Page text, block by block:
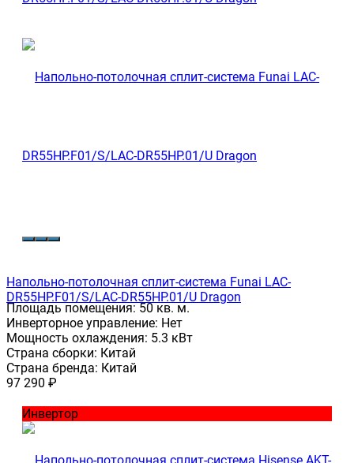
Напольно-потолочная сплит-система Funai LAC-
DR55HP.F01/S/LAC-DR55HP.01/U Dragon
Площадь помещения:50 кв. м.
Инверторное управление: Нет
Мощность охлаждения: 5.3 кВт
Страна сборки: Китай
Страна бренда: Китай
97 290 ₽
Инвертор